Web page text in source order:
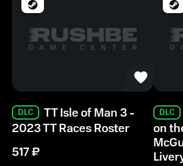
Место на диске
14 ГБ
Минимальные
ОС
Windows 10
Видеокарта
DLC
TT Isle of Man 3 -
2023 TT Races Roster
517₽
DLC
on